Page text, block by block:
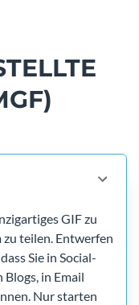
GIF zu
teilen. Entwerfen
Sie in Social-
in Email
Nur starten